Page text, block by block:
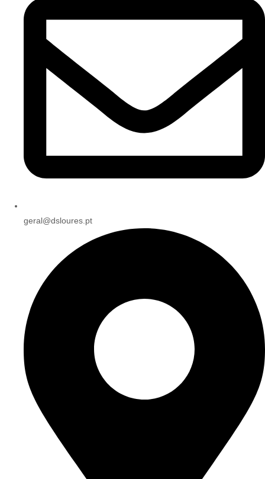
geral@dsloures.pt